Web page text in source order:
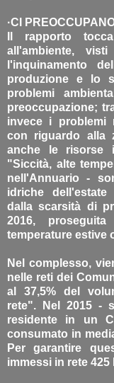
·CI
Il rapporto
all'ambiente,
l'inquinamento
produzione e lo
problemi
preoccupazione;
invece i problemi
con riguardo alla
anche le risorse
"Siccità, alte
nell'Annuario -
idriche dell'estate
dalla scarsità di
2016,
temperature estive
Nel complesso,
nelle reti dei
al 37,5% del
rete". Nel 2015 -
residente in un
consumato in
Per garantire
immessi in rete